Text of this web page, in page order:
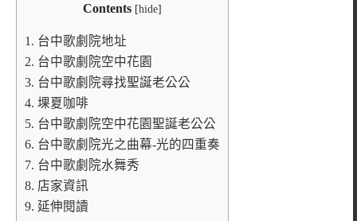
Contents [hide]
1. 台中歌劇院地址
2. 台中歌劇院空中花園
3. 台中歌劇院尋找聖誕老公公
4. 堁夏咖啡
5. 台中歌劇院空中花園聖誕老公公
6. 台中歌劇院光之曲幕-光的四重奏
7. 台中歌劇院水舞秀
8. 店家資訊
9. 延伸閱讀